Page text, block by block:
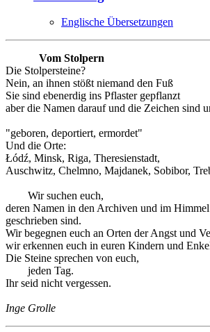
Englische Übersetzungen
Vom Stolpern
Die Stolpersteine?
Nein, an ihnen stößt niemand den Fuß
Sie sind ebenerdig ins Pflaster gepflanzt
aber die Namen darauf und die Zeichen sind
"geboren, deportiert, ermordet"
Und die Orte:
Łódź, Minsk, Riga, Theresienstadt,
Auschwitz, Chelmno, Majdanek, Sobibor,
Wir suchen euch,
deren Namen in den Archiven und im Himmel
geschrieben sind.
Wir begegnen euch an Orten der Angst und
wir erkennen euch in euren Kindern und
Die Steine sprechen von euch,
jeden Tag.
Ihr seid nicht vergessen.
Inge Grolle